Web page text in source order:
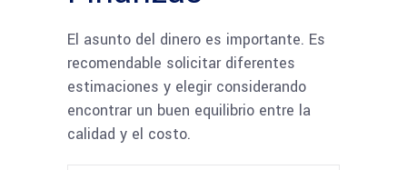
El asunto del dinero es importante. Es
recomendable solicitar diferentes
estimaciones y elegir considerando
encontrar un buen equilibrio entre la
calidad y el costo.